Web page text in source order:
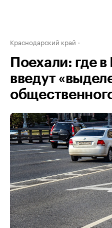
Краснодарский край
Поехали: где
введут